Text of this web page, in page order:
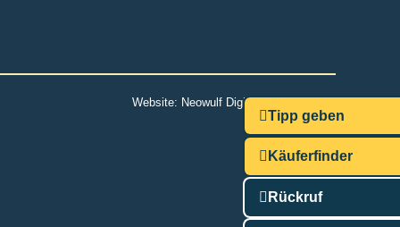
Tipp geben
Käuferfinder
Rückruf
Website: Neowulf Digitalmarketing